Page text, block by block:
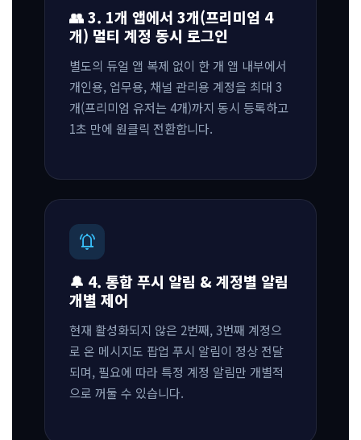
👥 3. 1개 앱에서 3개(프리미엄 4
개) 멀티 계정 동시 로그인
별도의 듀얼 앱 복제 없이 한 개 앱 내부에서
개인용, 업무용, 채널 관리용 계정을 최대 3
개(프리미엄 유저는 4개)까지 동시 등록하고
1초 만에 원클릭 전환합니다.
notifications_active
🔔 4. 통합 푸시 알림 & 계정별 알림
개별 제어
현재 활성화되지 않은 2번째, 3번째 계정으
로 온 메시지도 팝업 푸시 알림이 정상 전달
되며, 필요에 따라 특정 계정 알림만 개별적
으로 꺼둘 수 있습니다.